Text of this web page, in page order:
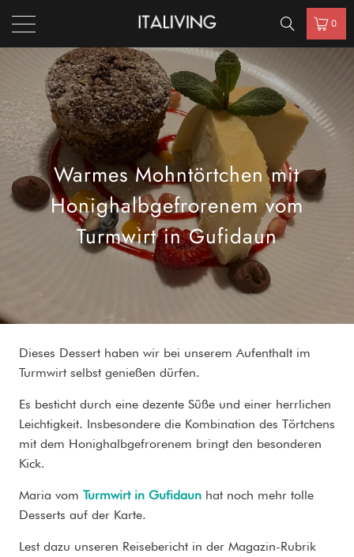
0
Warmes Mohntörtchen mit
Honighalbgefrorenem vom
Turmwirt in Gufidaun
Dieses Dessert haben wir bei unserem Aufenthalt im
Turmwirt selbst genießen dürfen.
Es besticht durch eine dezente Süße und einer herrlichen
Leichtigkeit. Insbesondere die Kombination des Törtchens
mit dem Honighalbgefrorenem bringt den besonderen
Kick.
Maria vom Turmwirt in Gufidaun hat noch mehr tolle
Desserts auf der Karte.
Lest dazu unseren Reisebericht in der Magazin-Rubrik